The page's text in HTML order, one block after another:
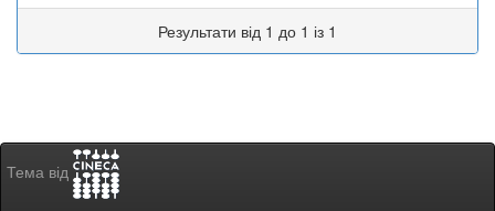
Результати від 1 до 1 із 1
Тема від